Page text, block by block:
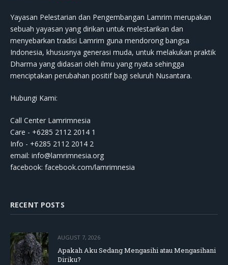
Yayasan Pelestarian dan Pengembangan Lamrim merupakan
sebuah yayasan yang dirikan untuk melestarikan dan
menyebarkan tradisi Lamrim guna mendorong bangsa
Indonesia, khususnya generasi muda, untuk melakukan praktik
Dharma yang didasari oleh ilmu yang nyata sehingga
menciptakan perubahan positif bagi seluruh Nusantara.
Hubungi Kami:
Call Center Lamrimnesia
Care - +6285 2112 2014 1
Info - +6285 2112 2014 2
email: info@lamrimnesia.org
facebook: facebook.com/lamrimnesia
RECENT POSTS
AUGUST 7, 2026
Apakah Aku Sedang Mengasihi atau Mengasihani
Diriku?